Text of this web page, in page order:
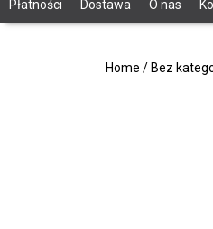
Płatności Dostawa O nas
Home / Bez